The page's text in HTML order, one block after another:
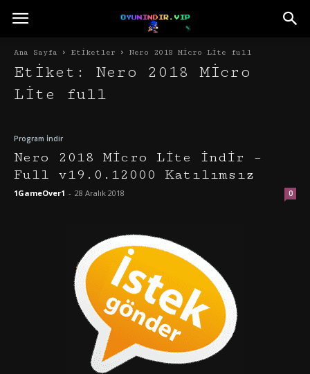
Ana Sayfa Etiketler Nero 2018 Micro Lite full
Etiket: Nero 2018 Micro
Lite full
Program İndir
Nero 2018 Micro Lite İndir –
Full v19.0.12000 Katılımsız
1GameOver1 - 28 Aralık 2018 0